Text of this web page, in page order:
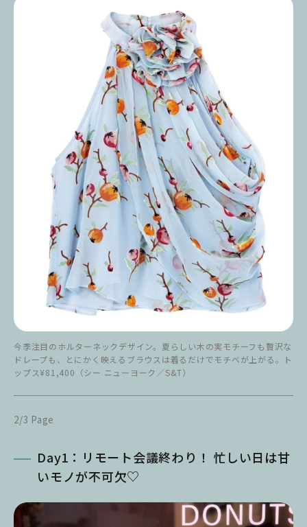
今季注目のホルターネックデザイン。夏らしい木の実モチーフも贅沢な
ドレープも、とにかく映えるブラウスは着るだけでモチベが上がる。ト
ップス¥81,400（シー ニューヨーク／S&T）
2/3 Page
Day1：リモート会議終わり！ 忙しい日は甘
いモノが不可欠♡